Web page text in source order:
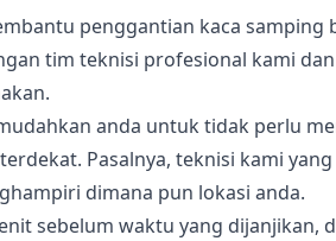
penggantian kaca samping
tim teknisi profesional kami
anda untuk tidak perlu
Pasalnya, teknisi kami
dimana pun lokasi anda.
sebelum waktu yang dijanjikan,